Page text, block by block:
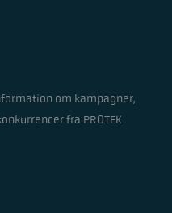
om kampagner,
fra PROTEK